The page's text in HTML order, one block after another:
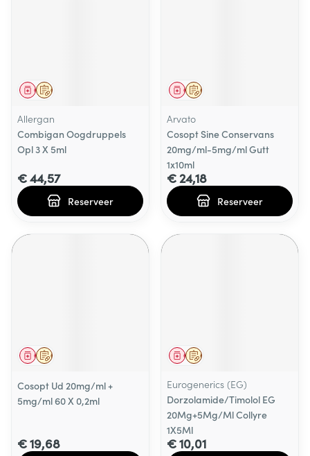
Op voorschrift
Geneesmiddel
Allergan
Combigan Oogdruppels
Opl 3 X 5ml
€ 44,57
Reserveer
Op voorschrift
Geneesmiddel
Arvato
Cosopt Sine Conservans
20mg/ml-5mg/ml Gutt
1x10ml
€ 24,18
Reserveer
Op voorschrift
Geneesmiddel
Cosopt Ud 20mg/ml +
5mg/ml 60 X 0,2ml
€ 19,68
Op voorschrift
Geneesmiddel
Eurogenerics (EG)
Dorzolamide/Timolol EG
20Mg+5Mg/Ml Collyre
1X5Ml
€ 10,01